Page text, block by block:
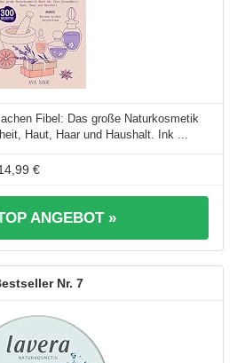
Fibel: Das große Naturkosmetik
Haut, Haar und Haushalt. Ink ...
€
ANGEBOT »
7